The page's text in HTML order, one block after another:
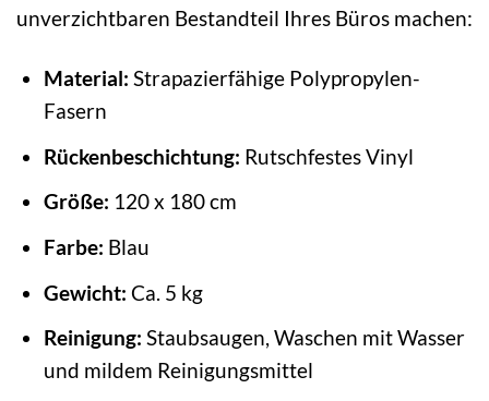
unverzichtbaren Bestandteil Ihres Büros machen:
Material: Strapazierfähige Polypropylen-
Fasern
Rückenbeschichtung: Rutschfestes Vinyl
Größe: 120 x 180 cm
Farbe: Blau
Gewicht: Ca. 5 kg
Reinigung: Staubsaugen, Waschen mit Wasser
und mildem Reinigungsmittel